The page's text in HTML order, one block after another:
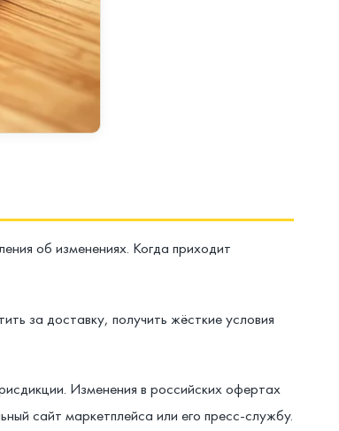
об изменениях. Когда приходит
за доставку, получить жёсткие условия
Изменения в российских офертах
сайт маркетплейса или его пресс-службу.